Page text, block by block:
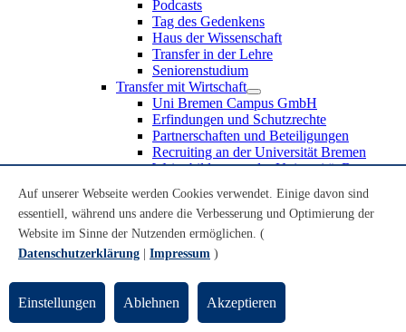
Podcasts
Tag des Gedenkens
Haus der Wissenschaft
Transfer in der Lehre
Seniorenstudium
Transfer mit Wirtschaft
Uni Bremen Campus GmbH
Erfindungen und Schutzrechte
Partnerschaften und Beteiligungen
Recruiting an der Universität Bremen
Weiterbildung an der Universität Bremen
Schülerinnen und Schüler
MINT-Schnupperstudium
Schulklassen
Lehrkräfte
UniTransfer - Servicestelle für Transferaktivitäten
Transfermagazin der Universität Bremen
Auf unserer Webseite werden Cookies verwendet. Einige davon sind
essentiell, während uns andere die Verbesserung und Optimierung der
Website im Sinne der Nutzenden ermöglichen. (
Datenschutzerklärung
Impressum )
Einstellungen Ablehnen Akzeptieren